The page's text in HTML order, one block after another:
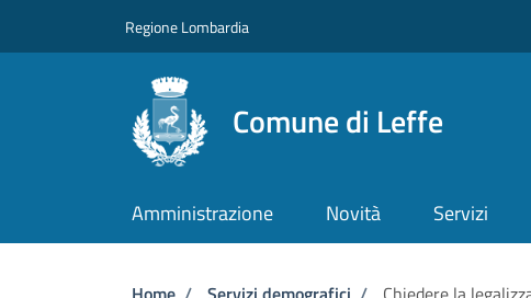
Regione Lombardia
Comune di Leffe
Amministrazione Novità Servizi